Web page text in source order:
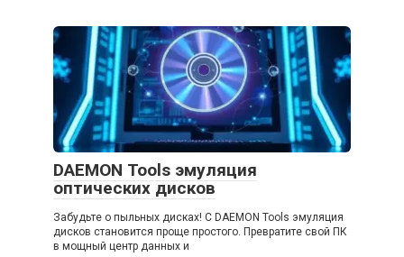
DAEMON Tools эмуляция
оптических дисков
Забудьте о пыльных дисках! С DAEMON Tools эмуляция
дисков становится проще простого. Превратите свой ПК
в мощный центр данных и